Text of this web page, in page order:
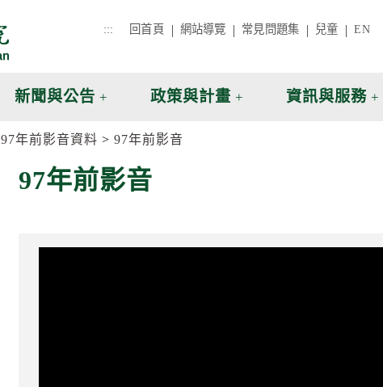
::: 回首頁 網站導覽 常見問題集 兒童 EN
新聞與公告 政策與計畫 資訊與服務
97年前影音資料 97年前影音
97年前影音